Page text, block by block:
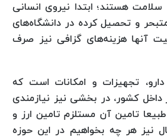
هستند؛ ابتدا نیروی انسانی
و تحصیل کرده در دانشگاه‌های
آنها هزینه‌های گزافی نیز صرف
تجهیزات و امکانات است که
داخل کشور، در بخشی نیز نیازمندی
تامین آن مستلزم تامین ارز و
نیز هر چه بخواهیم در این حوزه